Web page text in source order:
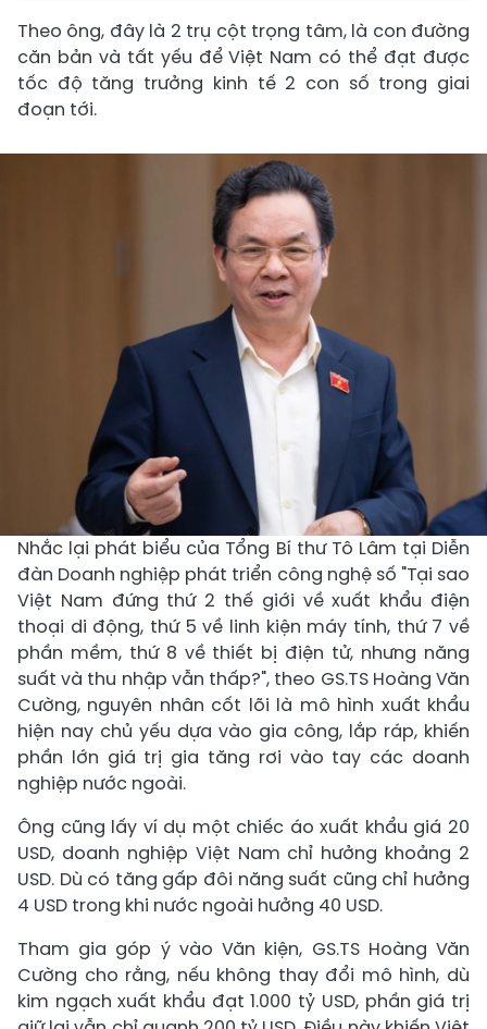
Theo ông, đây là 2 trụ cột trọng tâm, là con đường
căn bản và tất yếu để Việt Nam có thể đạt được
tốc độ tăng trưởng kinh tế 2 con số trong giai
đoạn tới.
Nhắc lại phát biểu của Tổng Bí thư Tô Lâm tại Diễn
đàn Doanh nghiệp phát triển công nghệ số "Tại sao
Việt Nam đứng thứ 2 thế giới về xuất khẩu điện
thoại di động, thứ 5 về linh kiện máy tính, thứ 7 về
phần mềm, thứ 8 về thiết bị điện tử, nhưng năng
suất và thu nhập vẫn thấp?", theo GS.TS Hoàng Văn
Cường, nguyên nhân cốt lõi là mô hình xuất khẩu
hiện nay chủ yếu dựa vào gia công, lắp ráp, khiến
phần lớn giá trị gia tăng rơi vào tay các doanh
nghiệp nước ngoài.
Ông cũng lấy ví dụ một chiếc áo xuất khẩu giá 20
USD, doanh nghiệp Việt Nam chỉ hưởng khoảng 2
USD. Dù có tăng gấp đôi năng suất cũng chỉ hưởng
4 USD trong khi nước ngoài hưởng 40 USD.
Tham gia góp ý vào Văn kiện, GS.TS Hoàng Văn
Cường cho rằng, nếu không thay đổi mô hình, dù
kim ngạch xuất khẩu đạt 1.000 tỷ USD, phần giá trị